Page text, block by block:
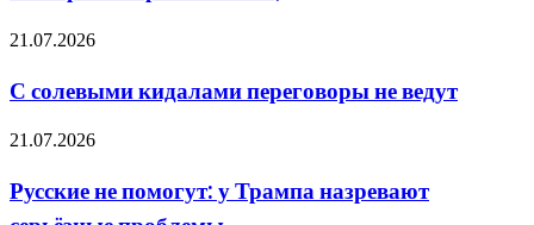
экспорт»:
Украине
конец
С
кидалами
переговоры
ведут
21.07.2026
С солевыми кидалами переговоры не ведут
Русские
помогут:
у
21.07.2026
Русские не помогут: у Трампа назревают